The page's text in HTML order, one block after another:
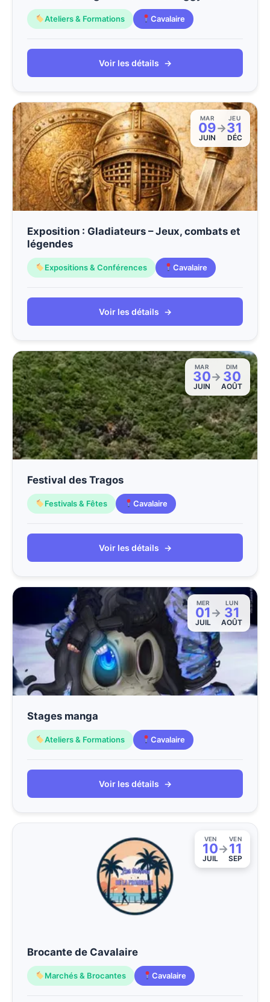
Ateliers & Formations Cavalaire
Voir les détails →
MAR
09
JUIN
→
JEU
31
DÉC
Exposition : Gladiateurs – Jeux, combats et
légendes
Expositions & Conférences Cavalaire
Voir les détails →
MAR
30
JUIN
→
DIM
30
AOÛT
Festival des Tragos
Festivals & Fêtes Cavalaire
Voir les détails →
MER
01
JUIL
→
LUN
31
AOÛT
Stages manga
Ateliers & Formations Cavalaire
Voir les détails →
VEN
10
JUIL
→
VEN
11
SEP
Brocante de Cavalaire
Marchés & Brocantes Cavalaire